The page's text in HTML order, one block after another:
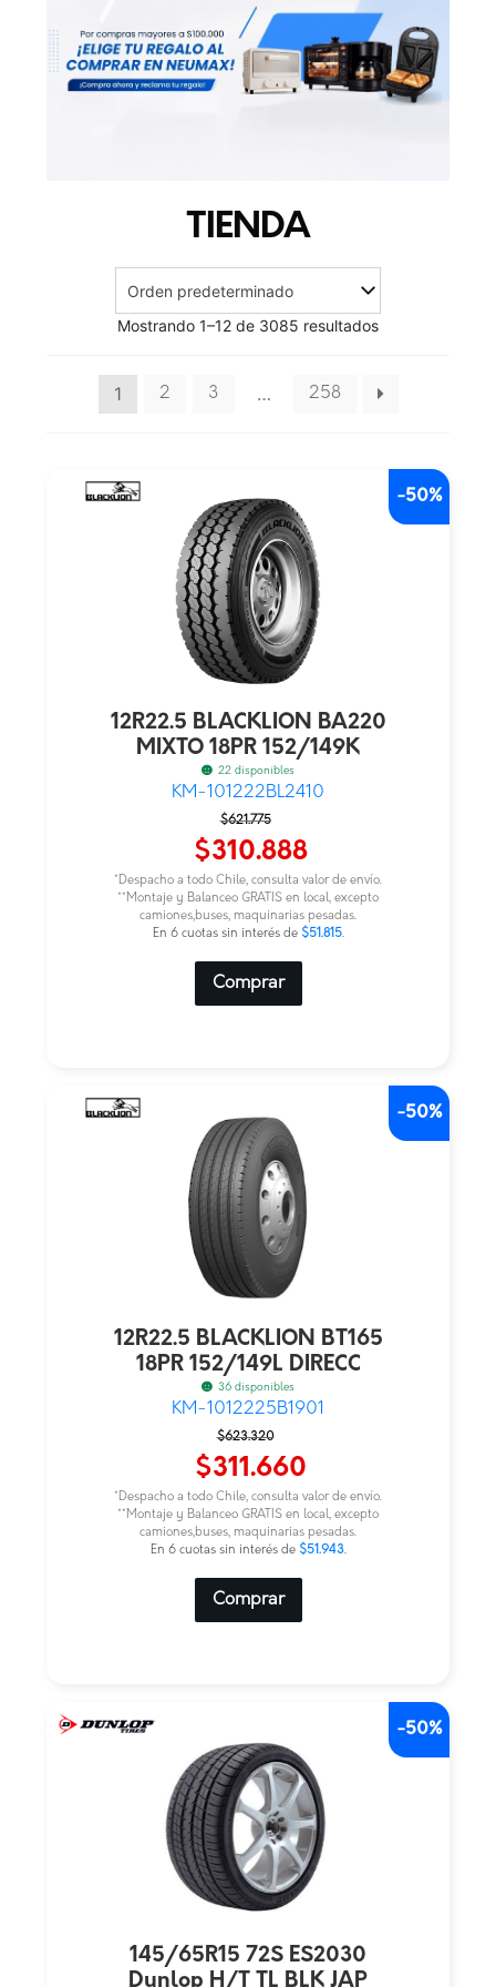
TIENDA
Mostrando 1–12 de 3085 resultados
1 2 3 … 258
12R22.5 BLACKLION BA220
MIXTO 18PR 152/149K
22 disponibles
KM-101222BL2410
$621.775
original
$621.775.
$310.888
actual
$310.888.
*Despacho a todo Chile, consulta valor de envío.
**Montaje y Balanceo GRATIS en local, excepto
camiones,buses, maquinarias pesadas.
En 6 cuotas sin interés de $51.815.
Comprar
-50%
12R22.5 BLACKLION BT165
18PR 152/149L DIRECC
36 disponibles
KM-1012225B1901
$623.320
original
$623.320.
$311.660
actual
$311.660.
*Despacho a todo Chile, consulta valor de envío.
**Montaje y Balanceo GRATIS en local, excepto
camiones,buses, maquinarias pesadas.
En 6 cuotas sin interés de $51.943.
Comprar
-50%
145/65R15 72S ES2030
Dunlop H/T TL BLK JAP
-50%